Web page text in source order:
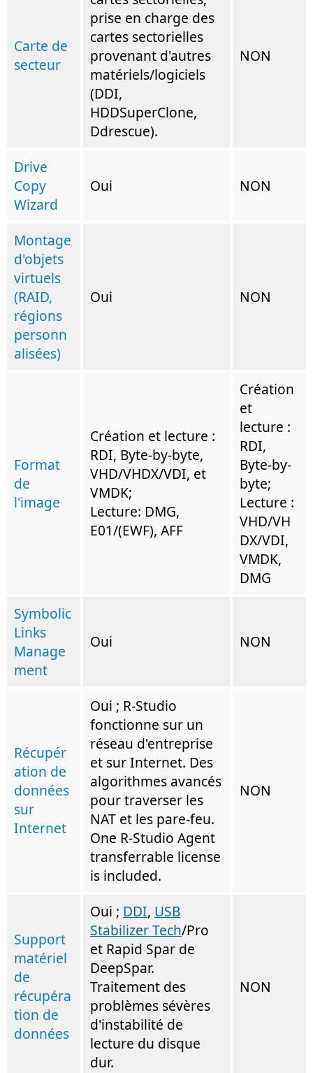
Carte de
secteur
prise en charge des
cartes sectorielles
provenant d'autres
matériels/logiciels
(DDI,
HDDSuperClone,
Ddrescue).
NON
Drive
Copy
Wizard
Oui NON
Montage
d'objets
virtuels
(RAID,
régions
personn
alisées)
Oui NON
Format
de
l'image
Création et lecture :
RDI, Byte-by-byte,
VHD/VHDX/VDI, et
VMDK;
Lecture: DMG,
E01/(EWF), AFF
Création
et
lecture :
RDI,
Byte-by-
byte;
Lecture :
VHD/VH
DX/VDI,
VMDK,
DMG
Symbolic
Links
Manage
ment
Oui NON
Récupér
ation de
données
sur
Internet
Oui ; R-Studio
fonctionne sur un
réseau d'entreprise
et sur Internet. Des
algorithmes avancés
pour traverser les
NAT et les pare-feu.
One R-Studio Agent
transferrable license
is included.
NON
Support
matériel
de
récupéra
tion de
données
Oui ; DDI, USB
Stabilizer Tech/Pro
et Rapid Spar de
DeepSpar.
Traitement des
problèmes sévères
d'instabilité de
lecture du disque
dur.
NON